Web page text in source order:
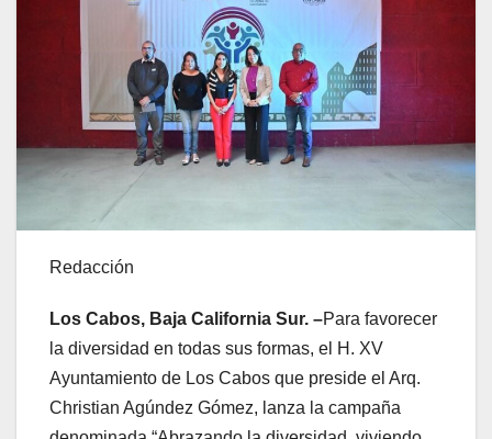
Redacción
Los Cabos, Baja California Sur. –Para favorecer
la diversidad en todas sus formas, el H. XV
Ayuntamiento de Los Cabos que preside el Arq.
Christian Agúndez Gómez, lanza la campaña